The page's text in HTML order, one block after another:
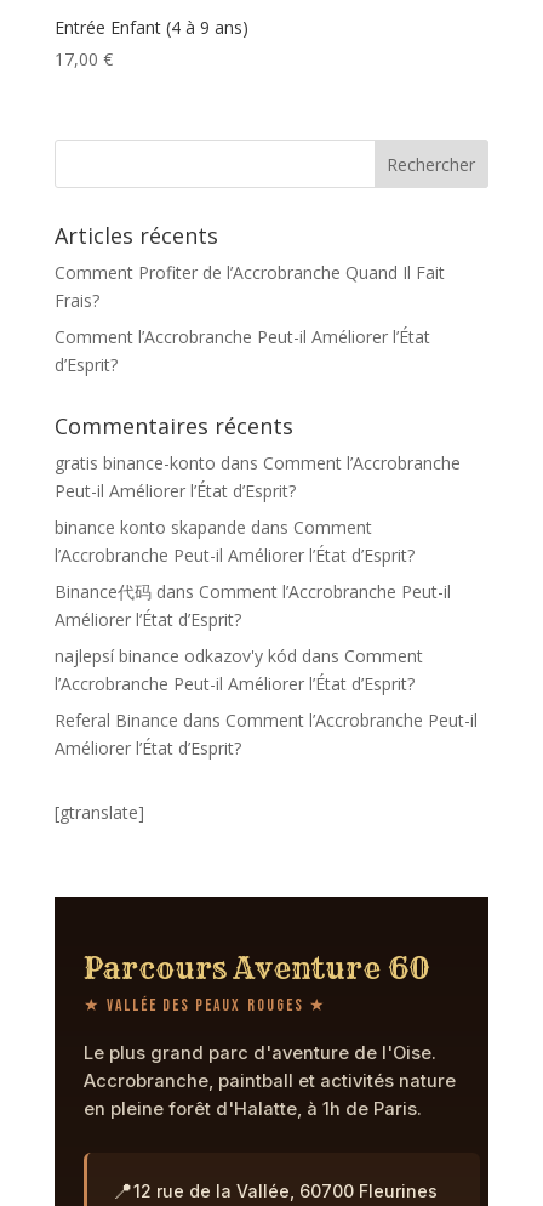
Entrée Enfant (4 à 9 ans)
17,00 €
Articles récents
Comment Profiter de l’Accrobranche Quand Il Fait
Frais?
Comment l’Accrobranche Peut-il Améliorer l’État
d’Esprit?
Commentaires récents
gratis binance-konto dans Comment l’Accrobranche
Peut-il Améliorer l’État d’Esprit?
binance konto skapande dans Comment
l’Accrobranche Peut-il Améliorer l’État d’Esprit?
Binance代码dans Comment l’Accrobranche Peut-il
Améliorer l’État d’Esprit?
najlepsí binance odkazov'y kód dans Comment
l’Accrobranche Peut-il Améliorer l’État d’Esprit?
Referal Binance dans Comment l’Accrobranche Peut-il
Améliorer l’État d’Esprit?
[gtranslate]
Parcours Aventure 60
★ Vallée des Peaux Rouges ★
Le plus grand parc d'aventure de l'Oise.
Accrobranche, paintball et activités nature
en pleine forêt d'Halatte, à 1h de Paris.
📍12 rue de la Vallée, 60700 Fleurines